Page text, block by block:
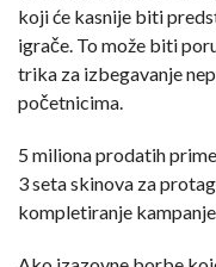
koji će kasnije biti
igrače. To može biti
trika za izbegavanje
početnicima.
5 miliona prodatih
3 seta skinova za
kompletiranje kampanje.